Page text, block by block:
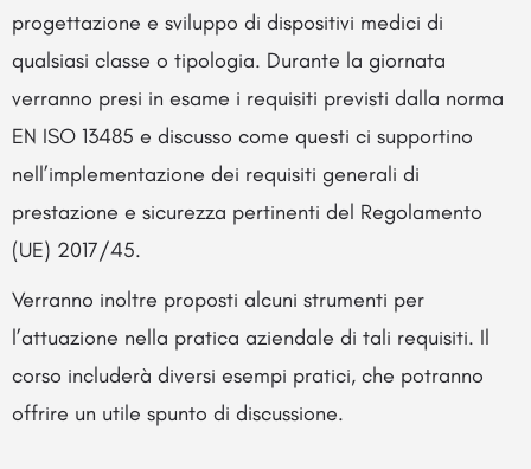
progettazione e sviluppo di dispositivi medici di
qualsiasi classe o tipologia. Durante la giornata
verranno presi in esame i requisiti previsti dalla norma
EN ISO 13485 e discusso come questi ci supportino
nell’implementazione dei requisiti generali di
prestazione e sicurezza pertinenti del Regolamento
(UE) 2017/45.
Verranno inoltre proposti alcuni strumenti per
l’attuazione nella pratica aziendale di tali requisiti. Il
corso includerà diversi esempi pratici, che potranno
offrire un utile spunto di discussione.